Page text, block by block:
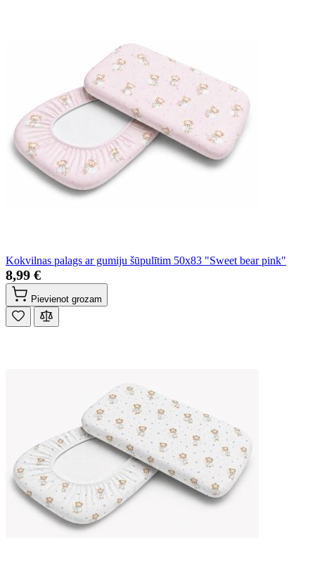
Kokvilnas palags ar gumiju šūpulītim 50x83 "Sweet bear pink"
8,99 €
Pievienot grozam